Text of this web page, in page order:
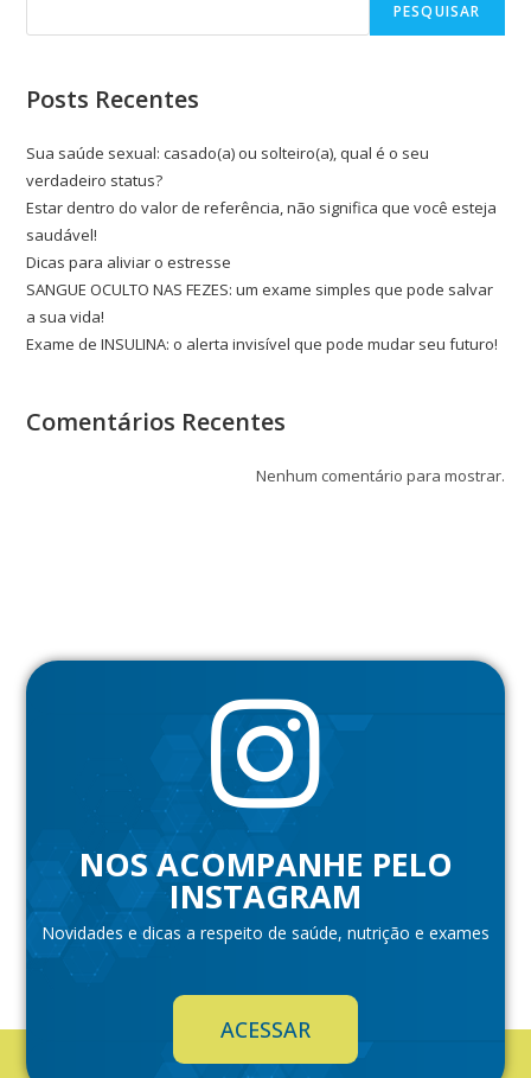
PESQUISAR
Posts Recentes
Sua saúde sexual: casado(a) ou solteiro(a), qual é o seu
verdadeiro status?
Estar dentro do valor de referência, não significa que você esteja
saudável!
Dicas para aliviar o estresse
SANGUE OCULTO NAS FEZES: um exame simples que pode salvar
a sua vida!
Exame de INSULINA: o alerta invisível que pode mudar seu futuro!
Comentários Recentes
Nenhum comentário para mostrar.
NOS ACOMPANHE PELO
INSTAGRAM
Novidades e dicas a respeito de saúde, nutrição e exames
ACESSAR